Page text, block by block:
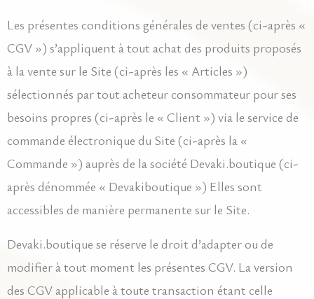
Les présentes conditions générales de ventes (ci-après «
CGV ») s’appliquent à tout achat des produits proposés
à la vente sur le Site (ci-après les « Articles »)
sélectionnés par tout acheteur consommateur pour ses
besoins propres (ci-après le « Client ») via le service de
commande électronique du Site (ci-après la «
Commande ») auprès de la société Devaki.boutique (ci-
après dénommée « Devakiboutique ») Elles sont
accessibles de manière permanente sur le Site.
Devaki.boutique se réserve le droit d’adapter ou de
modifier à tout moment les présentes CGV. La version
des CGV applicable à toute transaction étant celle